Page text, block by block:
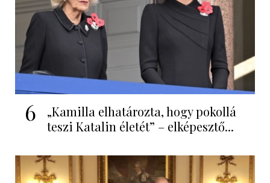
6
„Kamilla elhatározta, hogy pokollá
teszi Katalin életét” – elképesztő...